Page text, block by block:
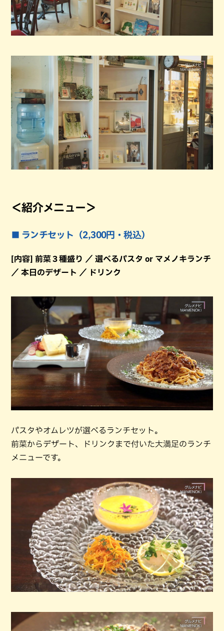
＜紹介メニュー＞
■ ランチセット（2,300円・税込）
[内容] 前菜３種盛り ／ 選べるパスタ or マメノキランチ
／ 本日のデザート ／ ドリンク
パスタやオムレツが選べるランチセット。
前菜からデザート、ドリンクまで付いた大満足のランチ
メニューです。